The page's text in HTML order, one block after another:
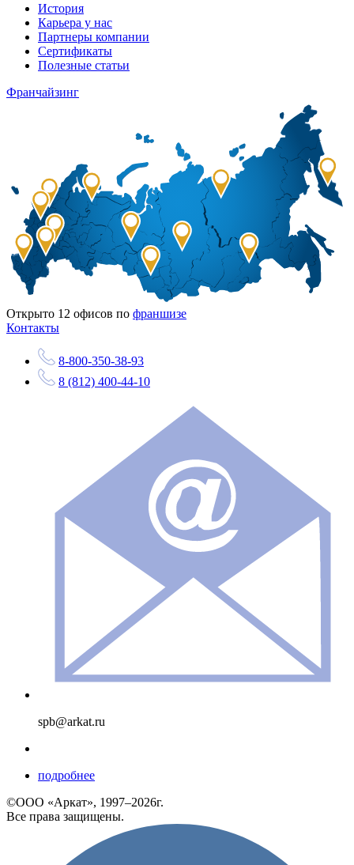
История
Карьера у нас
Партнеры компании
Сертификаты
Полезные статьи
Франчайзинг
Открыто 12 офисов по франшизе
Контакты
8-800-350-38-93
8 (812) 400-44-10
spb@arkat.ru
подробнее
©ООО «Аркат», 1997–2026г.
Все права защищены.